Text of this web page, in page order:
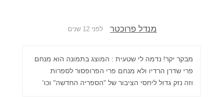
מנדל פרוכטר לפני 12 שנים
מבקר יקר! נדמה לי שטעית : המוצג בתמונה הוא מנחם
פרי שדרן הרדיו ולא מנחם פרי הפרופסור לספרות
וזה נזק גדול ליחסי הציבור של "הספריה החדשה" וכו'